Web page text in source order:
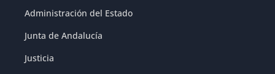
Administración del Estado
Junta de Andalucía
Justicia